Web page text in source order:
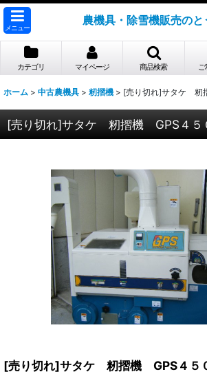
メニュー
農機具・除雪機販売のと
カテゴリ マイページ 商品検索 ご
ホーム > 中古農機具 > 籾摺機 > [売り切れ]サタケ 籾
[売り切れ]サタケ 籾摺機 GPS４５
[売り切れ]サタケ 籾摺機 GPS４５